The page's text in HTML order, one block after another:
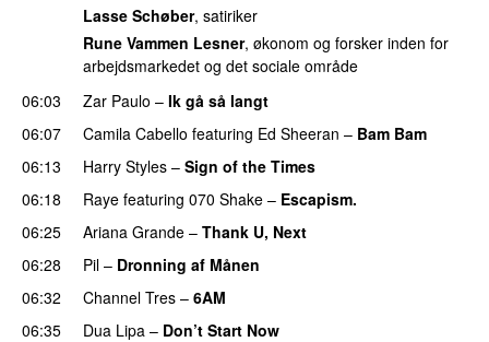
Lasse Schøber, satiriker
Rune Vammen Lesner, økonom og forsker inden for
arbejdsmarkedet og det sociale område
06:03
Zar Paulo – Ik gå så langt
06:07
Camila Cabello featuring Ed Sheeran – Bam Bam
06:13
Harry Styles – Sign of the Times
06:18 Raye featuring 070 Shake – Escapism.
06:25
Ariana Grande – Thank U, Next
06:28
Pil – Dronning af Månen
06:32 Channel Tres – 6AM
06:35 Dua Lipa – Don’t Start Now